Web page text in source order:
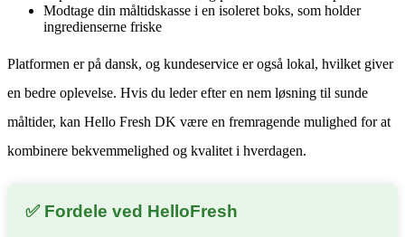
Modtage din måltidskasse i en isoleret boks, som holder
ingredienserne friske
Platformen er på dansk, og kundeservice er også lokal, hvilket giver
en bedre oplevelse. Hvis du leder efter en nem løsning til sunde
måltider, kan Hello Fresh DK være en fremragende mulighed for at
kombinere bekvemmelighed og kvalitet i hverdagen.
✅ Fordele ved HelloFresh